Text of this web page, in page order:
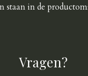
staan in de
Vragen?